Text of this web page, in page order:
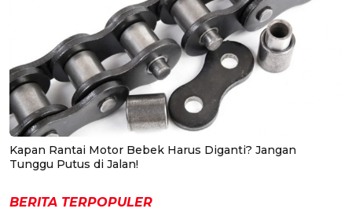
Kapan Rantai Motor Bebek Harus Diganti? Jangan
Tunggu Putus di Jalan!
BERITA TERPOPULER